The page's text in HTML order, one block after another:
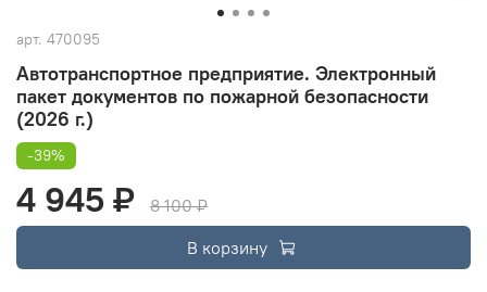
арт. 470095
Автотранспортное предприятие. Электронный
пакет документов по пожарной безопасности
(2026 г.)
-39%
4 945 ₽
8 100 ₽
В корзину